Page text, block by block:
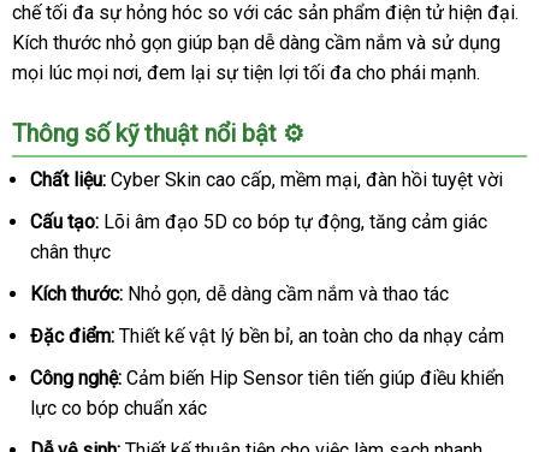
chế tối đa sự hỏng hóc so với các sản phẩm điện tử hiện đại.
Kích thước nhỏ gọn giúp bạn dễ dàng cầm nắm và sử dụng
mọi lúc mọi nơi, đem lại sự tiện lợi tối đa cho phái mạnh.
Thông số kỹ thuật nổi bật ⚙️
Chất liệu: Cyber Skin cao cấp, mềm mại, đàn hồi tuyệt vời
Cấu tạo: Lõi âm đạo 5D co bóp tự động, tăng cảm giác
chân thực
Kích thước: Nhỏ gọn, dễ dàng cầm nắm và thao tác
Đặc điểm: Thiết kế vật lý bền bỉ, an toàn cho da nhạy cảm
Công nghệ: Cảm biến Hip Sensor tiên tiến giúp điều khiển
lực co bóp chuẩn xác